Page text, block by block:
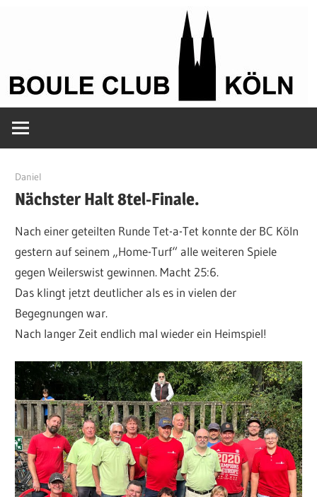
Köln
Petanque
Kölle
22. August 2024
Daniel
Nächster Halt 8tel-Finale.
Nach einer geteilten Runde Tet-a-Tet konnte der BC Köln
gestern auf seinem „Home-Turf“ alle weiteren Spiele
gegen Weilerswist gewinnen. Macht 25:6.
Das klingt jetzt deutlicher als es in vielen der
Begegnungen war.
Nach langer Zeit endlich mal wieder ein Heimspiel!